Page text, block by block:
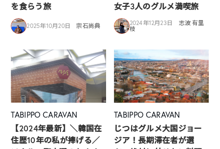
を食らう旅
2025年10月20日 宗石尚典
女子3人のグルメ満喫旅
2024年12月23日
志波 有里
枝
TABIPPO CARAVAN
【2024年最新】＼韓国在
住歴10年の私が捧げる／
TABIPPO CARAVAN
じつはグルメ大国ジョー
ジア！長期滞在者が選